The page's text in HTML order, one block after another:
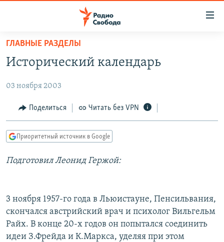
упрощенного
доступа
содержанию
Вернутся
навигации
поиску
ПОДКАСТЫ
АВТОРСКИЕ ПРОЕКТЫ
ЦИТАТЫ СВОБОДЫ
КУЛЬТУРА
IDEL.РЕАЛИИ
СЕВЕР.РЕАЛИИ
СИБИРЬ.РЕАЛИИ
РАСПИСАНИЕ ВЕЩАНИЯ
ГЛАВНЫЕ РАЗДЕЛЫ
Исторический календарь
03 ноября 2003
Поделиться Читать без VPN
Приоритетный источник в Google
Подготовил Леонид Гержой:
3 ноября 1957-го года в Льюистауне, Пенсильвания,
скончался австрийский врач и психолог Вильгельм
Райх. В конце 20-х годов он попытался соединить
идеи З.Фрейда и К.Маркса, уделяя при этом